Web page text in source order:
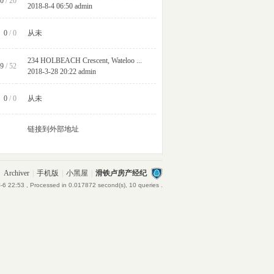
2018-8-4 06:50 admin
0 / 0 从未
/ 52
234 HOLBEACH Crescent, Wateloo ...
2018-3-28 20:22 admin
0 / 0 从未
链接到外部地址
Archiver 手机版 小黑屋 滑铁卢房产经纪
6 22:53 , Processed in 0.017872 second(s), 10 queries .